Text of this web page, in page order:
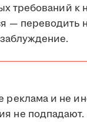
требований к
— переводить
реклама и не
не подпадают.